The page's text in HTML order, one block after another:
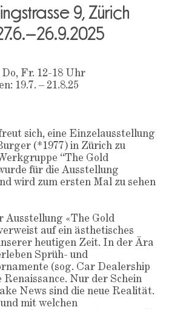
9, Zürich
Fr. 12-18 Uhr
19.7. – 21.8.25
sich, eine Einzelausstellung
(*1977) in Zürich zu
“The Gold
für die Ausstellung
wird zum ersten Mal zu sehen
Ausstellung «The Gold
auf ein ästhetisches
heutigen Zeit. In der Ära
Sprüh- und
(sog. Car Dealership
Renaissance. Nur der Schein
News sind die neue Realität.
mit welchen